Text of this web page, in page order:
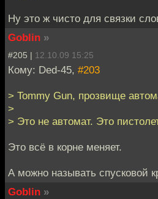
Ну это ж чисто для связки
Goblin »
#205 | 12.10.09 15:25
Кому: Ded-45, #203
> Tommy Gun, прозвище
>
> Это не автомат. Это
Это всё в корне меняет.
А можно называть спусковой
Goblin »